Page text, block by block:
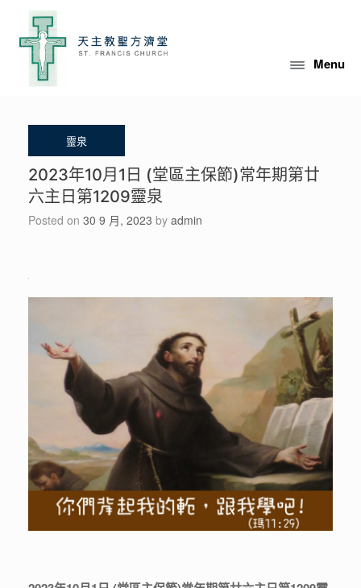
content
Menu
2023年10月1日 (堂區主保節)常年期第廿
六主日第1209靈泉
Posted on 30 9 月, 2023 by admin